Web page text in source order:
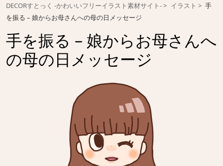
DECORすとっく -かわいいフリーイラスト素材サイト- イラスト
手
を振る – 娘からお母さんへの母の日メッセージ
手を振る – 娘からお母さんへ
の母の日メッセージ